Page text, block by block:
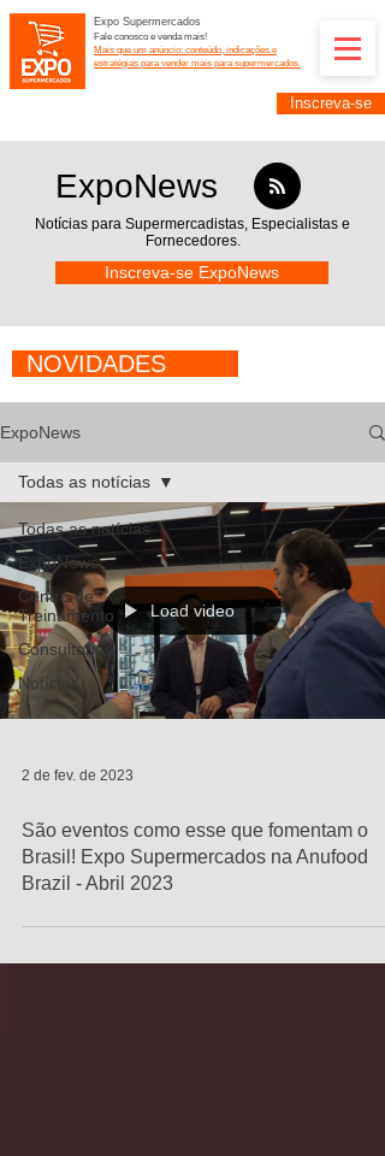
Expo Supermercados
Fale conosco e venda mais!
Mais que um anúncio: conteúdo, indicações e
estratégias para vender mais para supermercados.
Inscreva-se
ExpoNews
Notícias para Supermercadistas, Especialistas e
Fornecedores.
Inscreva-se ExpoNews
NOVIDADES
ExpoNews
Todas as notícias
ExpoNews
Centro de
Treinamento
Consultorias
Notícias
Todas as notícias
Load video
2 de fev. de 2023
São eventos como esse que fomentam o
Brasil! Expo Supermercados na Anufood
Brazil - Abril 2023